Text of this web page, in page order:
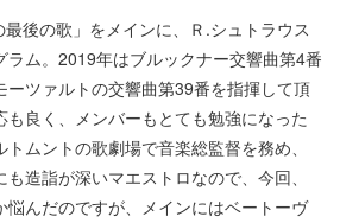
後の歌」をメインに、Ｒ.シュトラウス
ラム。2019年はブルックナー交響曲第4番
ーツァルトの交響曲第39番を指揮して頂
も良く、メンバーもとても勉強になった
ムントの歌劇場で音楽総監督を務め、
造詣が深いマエストロなので、今回、
悩んだのですが、メインにはベートーヴ